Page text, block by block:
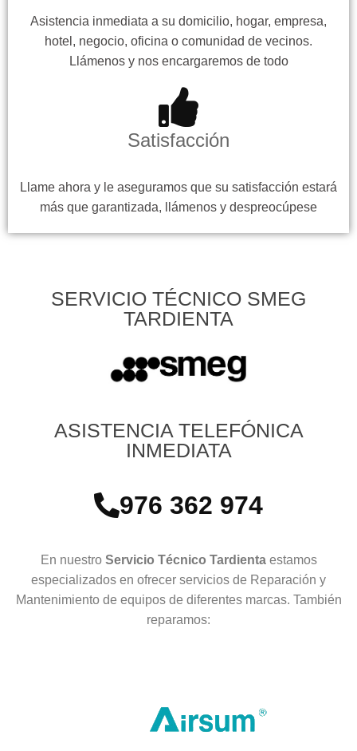
Asistencia inmediata a su domicilio, hogar, empresa,
hotel, negocio, oficina o comunidad de vecinos.
Llámenos y nos encargaremos de todo
Satisfacción
Llame ahora y le aseguramos que su satisfacción estará
más que garantizada, llámenos y despreocúpese
SERVICIO TÉCNICO SMEG
TARDIENTA
ASISTENCIA TELEFÓNICA
INMEDIATA
976 362 974
En nuestro Servicio Técnico Tardienta estamos
especializados en ofrecer servicios de Reparación y
Mantenimiento de equipos de diferentes marcas. También
reparamos: